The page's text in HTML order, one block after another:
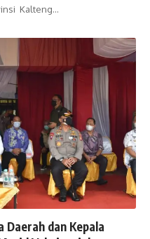
Kalteng…
Daerah dan Kepala